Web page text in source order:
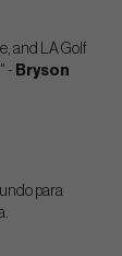
and LA Golf
- Bryson
para